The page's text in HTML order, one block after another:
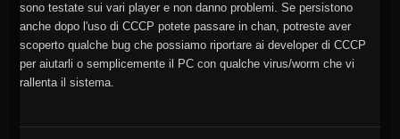
sono testate sui vari player e non danno problemi. Se persistono
anche dopo l'uso di CCCP potete passare in chan, potreste aver
scoperto qualche bug che possiamo riportare ai developer di CCCP
per aiutarli o semplicemente il PC con qualche virus/worm che vi
rallenta il sistema.